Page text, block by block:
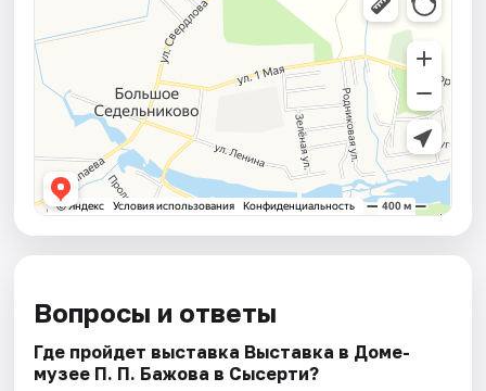
Вопросы и ответы
Где пройдет выставка Выставка в Доме-
музее П. П. Бажова в Сысерти?